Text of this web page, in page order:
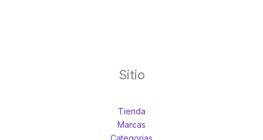
Sitio
Tienda
Marcas
Categorias